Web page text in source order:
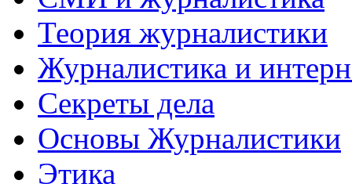
Теория журналистики
Журналистика и
Секреты дела
Основы Журналистики
Этика